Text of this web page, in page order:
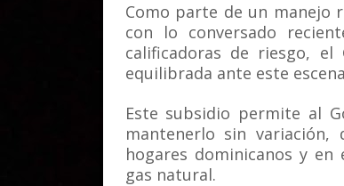
Como parte de un manejo
con lo conversado
calificadoras de riesgo,
equilibrada ante este
Este subsidio permite al
mantenerlo sin
hogares dominicanos y
gas natural.